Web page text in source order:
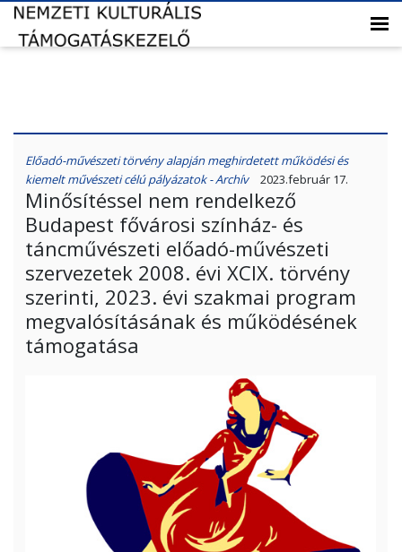
Előadó-művészeti törvény alapján meghirdetett működési és
kiemelt művészeti célú pályázatok - Archív
2023.február 17.
Minősítéssel nem rendelkező
Budapest fővárosi színház- és
táncművészeti előadó-művészeti
szervezetek 2008. évi XCIX. törvény
szerinti, 2023. évi szakmai program
megvalósításának és működésének
támogatása